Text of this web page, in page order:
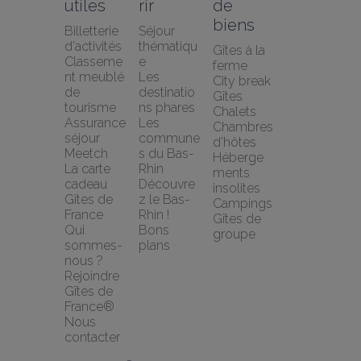
utiles
Billetterie
d'activités
Classeme
nt meublé
de
tourisme
Assurance
séjour
Meetch
La carte
cadeau
Gîtes de
France
Qui
sommes-
nous ?
Rejoindre
Gîtes de
France®
Nous
contacter
rir
Séjour
thématiqu
e
Les
destinatio
ns phares
Les
commune
s du Bas-
Rhin
Découvre
z le Bas-
Rhin !
Bons
plans
de
biens
Gîtes à la
ferme
City break
Gîtes
Chalets
Chambres
d'hôtes
Héberge
ments
insolites
Campings
Gîtes de
groupe